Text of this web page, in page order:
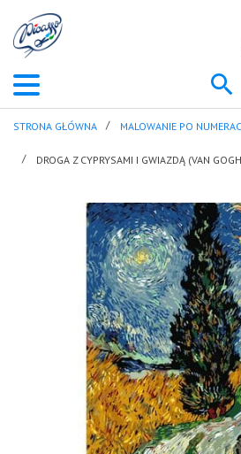
STRONA GŁÓWNA MALOWANIE PO
DROGA Z CYPRYSAMI I GWIAZDĄ (VAN